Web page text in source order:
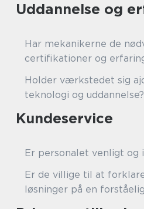
Uddannelse og
Har mekanikerne de
certifikationer og
Holder værkstedet sig
teknologi og uddannelse?
Kundeservice
Er personalet venligt og
Er de villige til at
løsninger på en